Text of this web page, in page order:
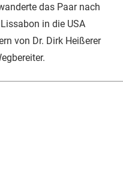
das Paar nach
in die USA
von Dr. Dirk Heißerer